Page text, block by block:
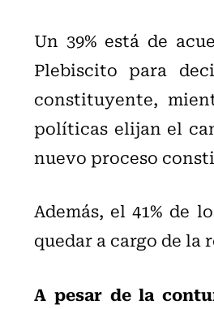
Un 39% está de
Plebiscito para
constituyente,
políticas elijan el
nuevo proceso
Además, el 41% de
quedar a cargo de
A pesar de la